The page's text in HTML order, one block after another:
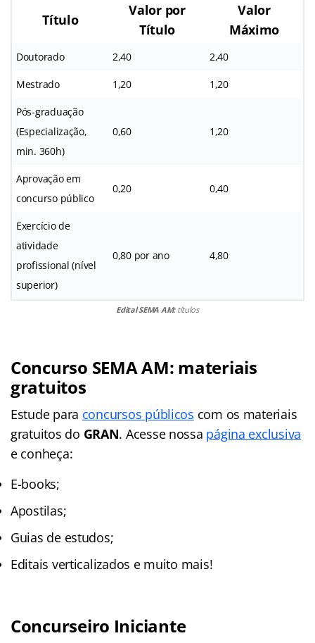
Título
Valor por
Título
Valor
Máximo
Doutorado 2,40 2,40
Mestrado 1,20 1,20
Pós-graduação
(Especialização,
min. 360h)
0,60 1,20
Aprovação em
concurso público
0,20 0,40
Exercício de
atividade
profissional (nível
superior)
0,80 por ano 4,80
Edital SEMA AM:títulos
Concurso SEMA AM: materiais
gratuitos
Estude para concursos públicos com os materiais
gratuitos do GRAN. Acesse nossa página exclusiva
e conheça:
E-books;
Apostilas;
Guias de estudos;
Editais verticalizados e muito mais!
Concurseiro Iniciante